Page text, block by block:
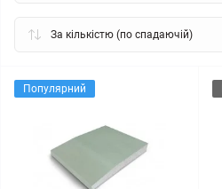
Популярний